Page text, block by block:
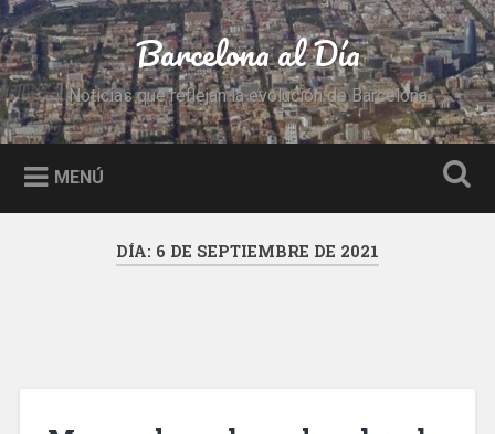
Saltar
al
contenido
Buscar Barcelona al Día
Noticias que reflejan la evolución de Barcelona
MENÚ
DÍA: 6 DE SEPTIEMBRE DE 2021